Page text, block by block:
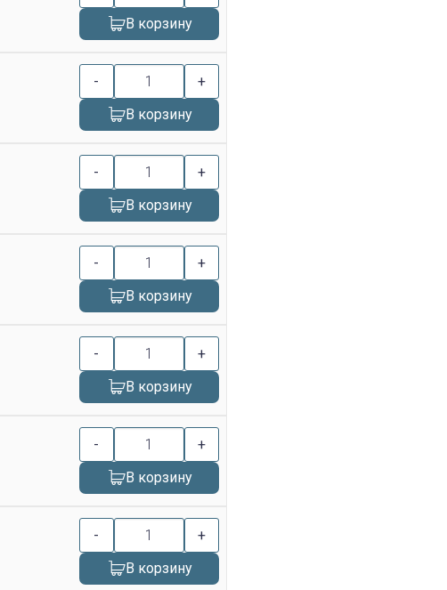
В корзину
-
+
В корзину
-
+
В корзину
-
+
В корзину
-
+
В корзину
-
+
В корзину
-
+
В корзину